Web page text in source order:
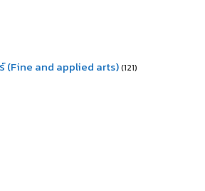
(Fine and applied arts)(121)